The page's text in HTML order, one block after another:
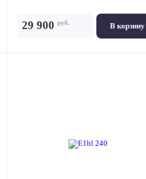
В корзину
29 900 руб.